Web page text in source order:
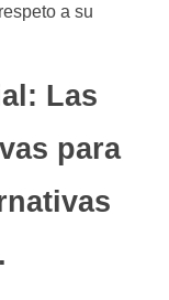
a su
Las
para